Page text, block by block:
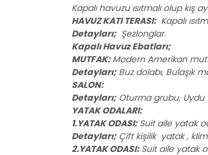
Kapalı havuzu ısıtmalı olup kış
HAVUZ KATI TERASI:Kapalı
Detayları;Şezlonglar.
Kapalı Havuz Ebatları;
MUTFAK:Modern Amerikan
Detayları;Buz dolabı, Bulaşık
SALON:
Detayları;Oturma grubu, Uydu
YATAK ODALARI:
1.YATAK ODASI:Suit aile yatak
Detayları;Çift kişilik yatak ,
2.YATAK ODASI:Suit aile yatak